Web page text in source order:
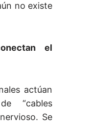
no existe
el
actúan
“cables
Se